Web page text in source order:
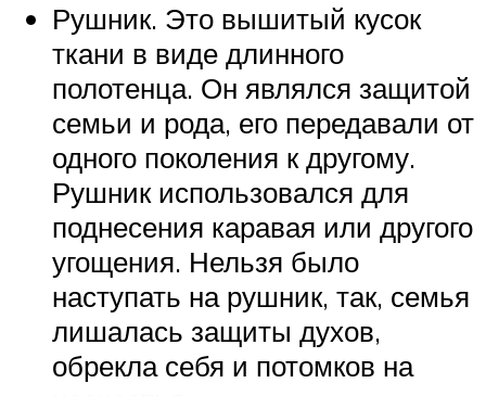
Рушник. Это вышитый кусок
ткани в виде длинного
полотенца. Он являлся защитой
семьи и рода, его передавали от
одного поколения к другому.
Рушник использовался для
поднесения каравая или другого
угощения. Нельзя было
наступать на рушник, так, семья
лишалась защиты духов,
обрекла себя и потомков на